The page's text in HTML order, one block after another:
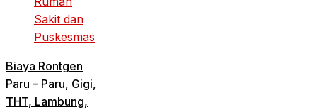
Biaya Rontgen
Paru – Paru, Gigi,
THT, Lambung,